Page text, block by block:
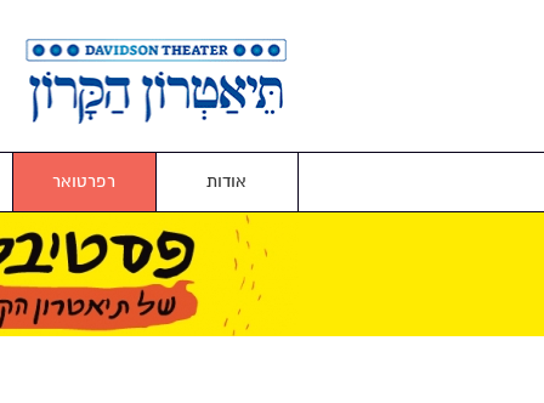
אודות רפרטואר